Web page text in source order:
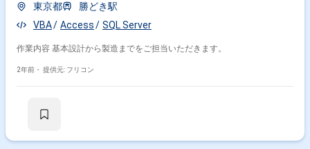
東京都
勝どき駅
VBA
Access SQL Server
作業内容 基本設計から製造までをご担当いただきます。
2年前・ 提供元: フリコン